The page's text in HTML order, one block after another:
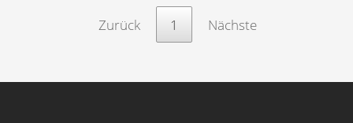
Zurück 1 Nächste